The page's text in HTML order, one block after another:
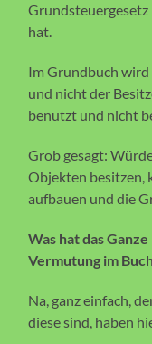
hat.
Im Grundbuch wird
und nicht der
benutzt und nicht
Grob gesagt:
Objekten besitzen,
aufbauen und die
Was hat das
Vermutung im
Na, ganz einfach,
diese sind, haben